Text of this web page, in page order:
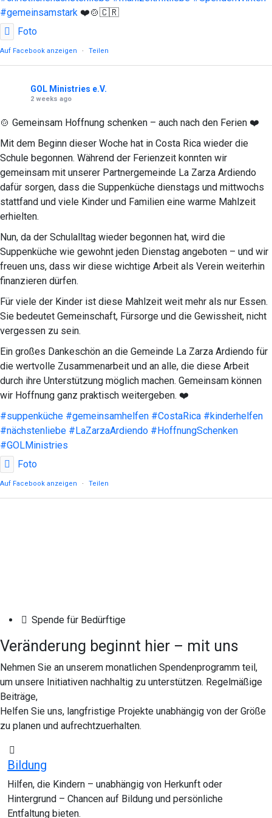
#gemeinsamstark ❤️🍲🇨🇷
Foto
Auf Facebook anzeigen · Teilen
GOL Ministries e.V.
2 weeks ago
🍲 Gemeinsam Hoffnung schenken – auch nach den Ferien ❤️
Mit dem Beginn dieser Woche hat in Costa Rica wieder die
Schule begonnen. Während der Ferienzeit konnten wir
gemeinsam mit unserer Partnergemeinde La Zarza Ardiendo
dafür sorgen, dass die Suppenküche dienstags und mittwochs
stattfand und viele Kinder und Familien eine warme Mahlzeit
erhielten.
Nun, da der Schulalltag wieder begonnen hat, wird die
Suppenküche wie gewohnt jeden Dienstag angeboten – und wir
freuen uns, dass wir diese wichtige Arbeit als Verein weiterhin
finanzieren dürfen.
Für viele der Kinder ist diese Mahlzeit weit mehr als nur Essen.
Sie bedeutet Gemeinschaft, Fürsorge und die Gewissheit, nicht
vergessen zu sein.
Ein großes Dankeschön an die Gemeinde La Zarza Ardiendo für
die wertvolle Zusammenarbeit und an alle, die diese Arbeit
durch ihre Unterstützung möglich machen. Gemeinsam können
wir Hoffnung ganz praktisch weitergeben. ❤️
#suppenküche #gemeinsamhelfen #CostaRica #kinderhelfen
#nächstenliebe #LaZarzaArdiendo #HoffnungSchenken
#GOLMinistries
Foto
Auf Facebook anzeigen · Teilen
Spende für Bedürftige
Veränderung beginnt hier – mit uns
Nehmen Sie an unserem monatlichen Spendenprogramm teil,
um unsere Initiativen nachhaltig zu unterstützen. Regelmäßige
Beiträge,
Helfen Sie uns, langfristige Projekte unabhängig von der Größe
zu planen und aufrechtzuerhalten.
Bildung
Hilfen, die Kindern – unabhängig von Herkunft oder
Hintergrund – Chancen auf Bildung und persönliche
Entfaltung bieten.